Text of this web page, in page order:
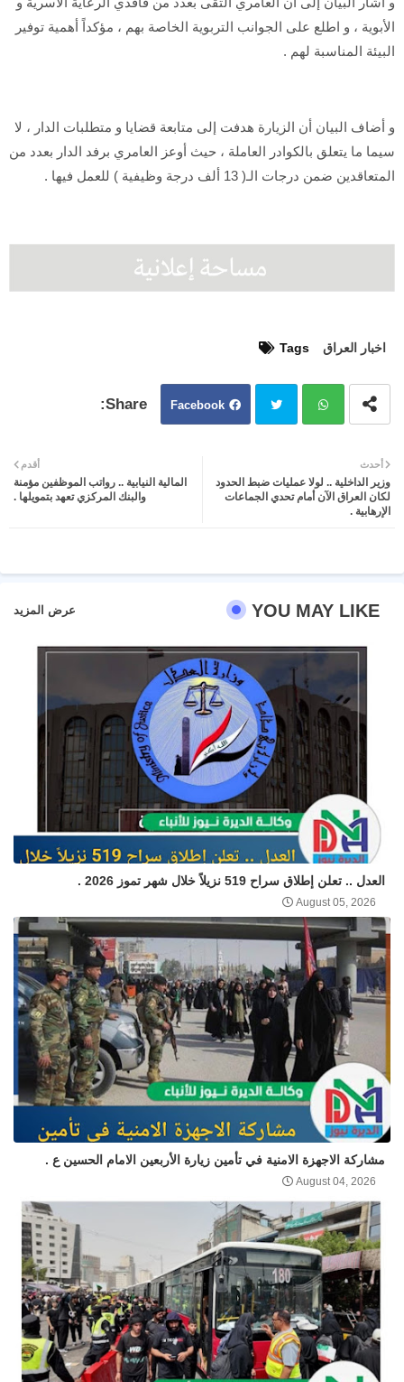
الأبوية ، و اطلع على الجوانب التربوية الخاصة بهم ، مؤكداً أهمية توفير
البيئة المناسبة لهم .
و أضاف البيان أن الزيارة هدفت إلى متابعة قضايا و متطلبات الدار ، لا
سيما ما يتعلق بالكوادر العاملة ، حيث أوعز العامري برفد الدار بعدد من
المتعاقدين ضمن درجات الـ( 13 ألف درجة وظيفية ) للعمل فيها .
Tags اخبار العراق
Facebook
ter atsa
أحدث
وزير الداخلية .. لولا عمليات ضبط الحدود
لكان العراق الآن أمام تحدي الجماعات
الإرهابية .
أقدم
المالية النيابية .. رواتب الموظفين مؤمنة
والبنك المركزي تعهد بتمويلها .
YOU MAY LIKE عرض المزيد
العدل .. تعلن إطلاق سراح 519 نزيلاً خلال شهر تموز 2026 .
August 05, 2026
مشاركة الاجهزة الامنية في تأمين زيارة الأربعين الامام الحسين ع .
August 04, 2026